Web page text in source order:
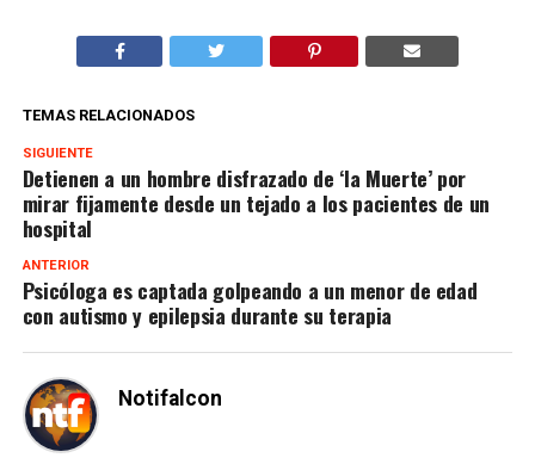
TEMAS RELACIONADOS
SIGUIENTE
Detienen a un hombre disfrazado de ‘la Muerte’ por
mirar fijamente desde un tejado a los pacientes de un
hospital
ANTERIOR
Psicóloga es captada golpeando a un menor de edad
con autismo y epilepsia durante su terapia
Notifalcon